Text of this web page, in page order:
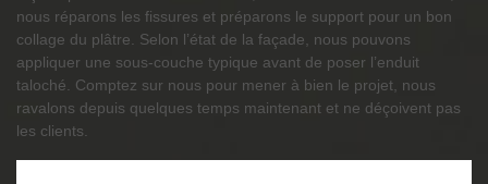
nous réparons les fissures et préparons le support pour un bon
collage du plâtre. Selon l’état de la façade, nous pouvons
appliquer une sous-couche typique avant de poser l’enduit
taloché. Comptez sur nous pour mener à bien le projet, nous
ravalons depuis quelques temps maintenant et ne déçoivent pas
les clients.